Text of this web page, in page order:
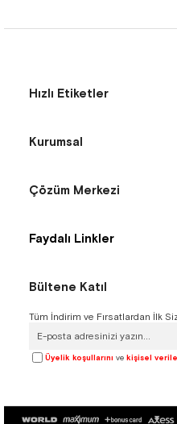
Hızlı Etiketler
Kurumsal
Çözüm Merkezi
Faydalı Linkler
Bültene Katıl
Tüm İndirim ve Fırsatlardan İlk
Üyelik koşullarını ve kişisel